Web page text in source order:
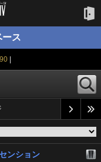
ース
|
ンション